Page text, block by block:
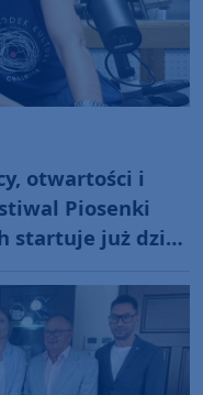
otwartości i
Piosenki
startuje już dziś.